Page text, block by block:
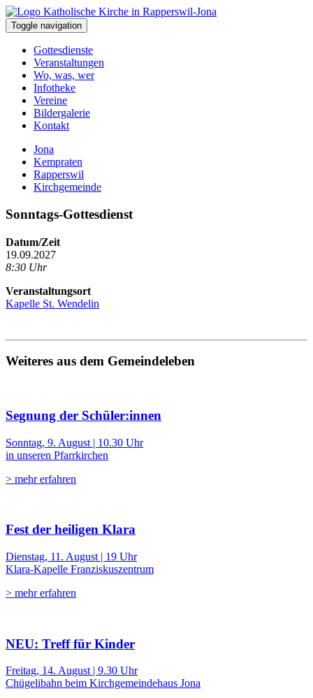
Toggle navigation
Gottesdienste
Veranstaltungen
Wo, was, wer
Infotheke
Vereine
Bildergalerie
Kontakt
Jona
Kempraten
Rapperswil
Kirchgemeinde
Sonntags-Gottesdienst
Datum/Zeit
19.09.2027
8:30 Uhr
Veranstaltungsort
Kapelle St. Wendelin
Weiteres aus dem Gemeindeleben
Segnung der Schüler:innen
Sonntag, 9. August | 10.30 Uhr
in unseren Pfarrkirchen
> mehr erfahren
Fest der heiligen Klara
Dienstag, 11. August | 19 Uhr
Klara-Kapelle Franziskuszentrum
> mehr erfahren
NEU: Treff für Kinder
Freitag, 14. August | 9.30 Uhr
Chügelibahn beim Kirchgemeindehaus Jona